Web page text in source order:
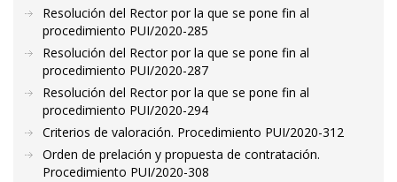
Resolución del Rector por la que se pone fin al
procedimiento PUI/2020-285
Resolución del Rector por la que se pone fin al
procedimiento PUI/2020-287
Resolución del Rector por la que se pone fin al
procedimiento PUI/2020-294
Criterios de valoración. Procedimiento PUI/2020-312
Orden de prelación y propuesta de contratación.
Procedimiento PUI/2020-308